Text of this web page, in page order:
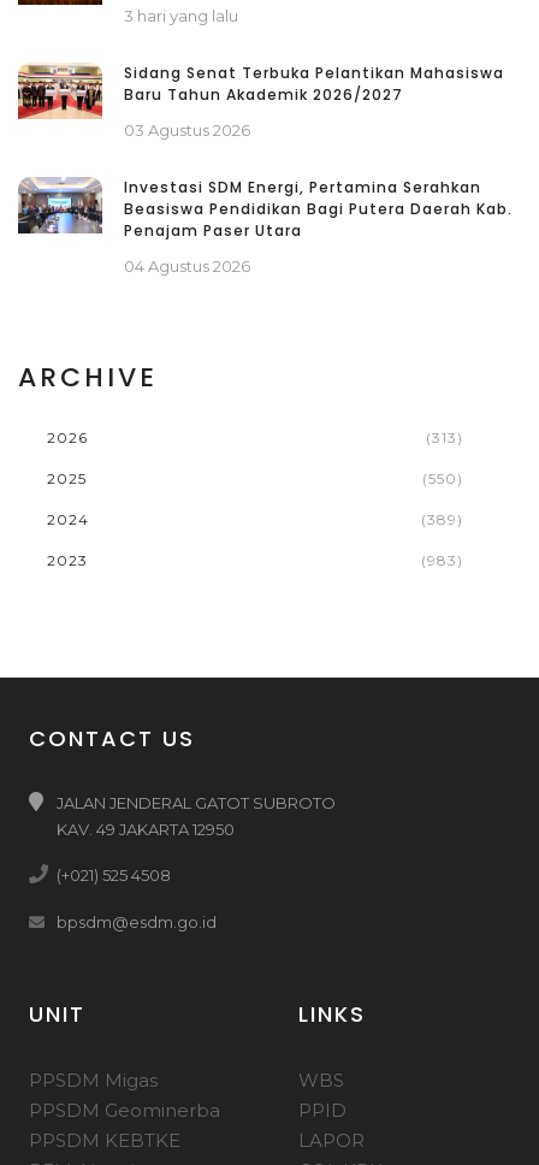
3 hari yang lalu
Sidang Senat Terbuka Pelantikan Mahasiswa
Baru Tahun Akademik 2026/2027
03 Agustus 2026
Investasi SDM Energi, Pertamina Serahkan
Beasiswa Pendidikan Bagi Putera Daerah Kab.
Penajam Paser Utara
04 Agustus 2026
ARCHIVE
2026 (313)
2025 (550)
2024 (389)
2023 (983)
CONTACT US
JALAN JENDERAL GATOT SUBROTO
KAV. 49 JAKARTA 12950
(+021) 525 4508
bpsdm@esdm.go.id
UNIT
PPSDM Migas
PPSDM Geominerba
PPSDM KEBTKE
LINKS
WBS
PPID
LAPOR